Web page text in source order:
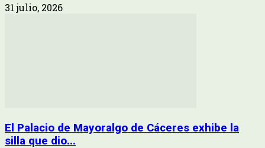
31 julio, 2026
El Palacio de Mayoralgo de Cáceres exhibe la
silla que dio...